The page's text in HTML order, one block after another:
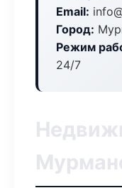
Email:
Город:
Режим
24/7